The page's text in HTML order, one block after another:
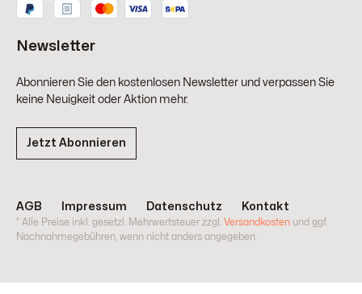
Newsletter
Abonnieren Sie den kostenlosen Newsletter und verpassen Sie
keine Neuigkeit oder Aktion mehr.
Jetzt Abonnieren
AGB Impressum Datenschutz Kontakt
* Alle Preise inkl. gesetzl. Mehrwertsteuer zzgl. Versandkosten und ggf.
Nachnahmegebühren, wenn nicht anders angegeben.